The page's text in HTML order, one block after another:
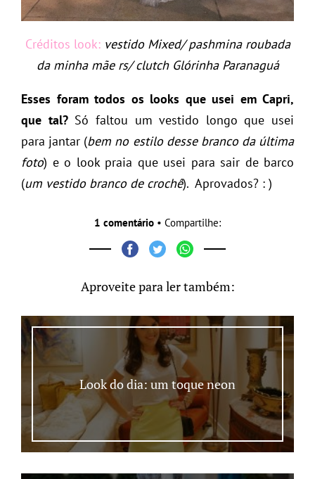
Créditos look: vestido Mixed/ pashmina roubada
da minha mãe rs/ clutch Glórinha Paranaguá
Esses foram todos os looks que usei em Capri,
que tal?Só faltou um vestido longo que usei
para jantar (bem no estilo desse branco da última
foto) e o look praia que usei para sair de barco
(um vestido branco de crochê). Aprovados? : )
1 comentário • Compartilhe:
Aproveite para ler também:
Look do dia: um toque neon